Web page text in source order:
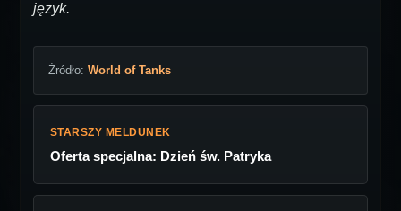
język.
Źródło: World of Tanks
STARSZY MELDUNEK
Oferta specjalna: Dzień św. Patryka